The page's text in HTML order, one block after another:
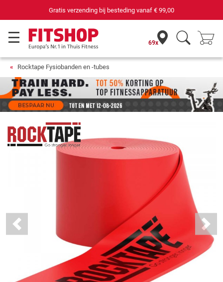
Gratis verzending bij besteding vanaf € 99,00
69x
Rocktape Fysiobanden en -tubes
Previous Next